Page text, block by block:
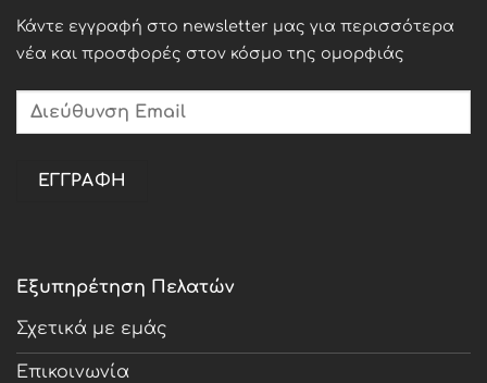
Εξυπηρέτηση Πελατών
Σχετικά με εμάς
Επικοινωνία
Κάντε εγγραφή στο newsletter μας για περισσότερα
νέα και προσφορές στον κόσμο της ομορφιάς